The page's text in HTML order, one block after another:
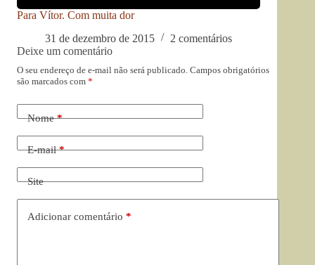
Para Vítor. Com muita dor
31 de dezembro de 2015
2 comentários
Deixe um comentário
O seu endereço de e-mail não será publicado. Campos obrigatórios
são marcados com *
Nome*
E-mail*
Site
Adicionar comentário *